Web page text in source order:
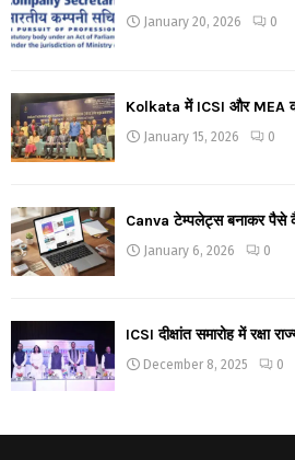
January 20, 2026 0
Kolkata में ICSI और MEA का
January 15, 2026 0
Canva टेम्पलेट्स बनाकर पैसे
January 6, 2026 0
ICSI दीक्षांत समारोह में रक्षा
December 8, 2025 0